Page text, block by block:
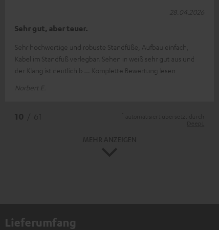
Sehr gut, aber teuer.
Sehr hochwertige und robuste Standfüße, Aufbau einfach,
Kabel im Standfuß verlegbar. Sehen in weiß sehr gut aus und
der Klang ist deutlich b
Komplette Bewertung lesen
Norbert E.
28.04.2026
Lieferumfang